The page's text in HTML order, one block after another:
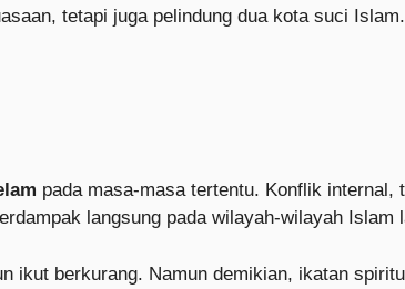
tetapi juga pelindung dua kota suci Islam.
pada masa-masa tertentu. Konflik
langsung pada wilayah-wilayah Islam
berkurang. Namun demikian, ikatan